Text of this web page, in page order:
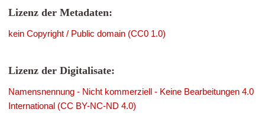
Lizenz der Metadaten:
kein Copyright / Public domain (CC0 1.0)
Lizenz der Digitalisate:
Namensnennung - Nicht kommerziell - Keine Bearbeitungen 4.0
International (CC BY-NC-ND 4.0)